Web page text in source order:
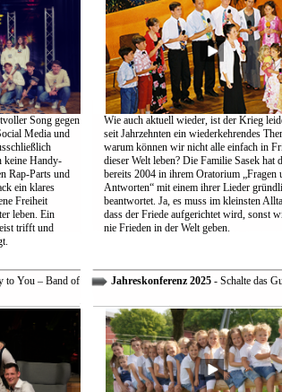
Song gegen
Media und
keine Handy-
Rap-Parts und
ein klares
Freiheit
leben. Ein
trifft und
Wie auch aktuell wieder, ist der Krieg
seit Jahrzehnten ein wiederkehrendes
warum können wir nicht alle einfach in
dieser Welt leben? Die Familie Sasek hat
bereits 2004 in ihrem Oratorium „Fragen
Antworten“ mit einem ihrer Lieder
beantwortet. Ja, es muss im kleinsten
dass der Friede aufgerichtet wird, sonst
nie Frieden in der Welt geben.
to You – Band of
Jahreskonferenz 2025- Schalte das